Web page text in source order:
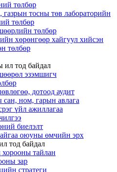
төлбөр
газрын тосны төв лабораторийн
төлбөр
төлбөр
хөрөнгөөр хайгуул хийсэн
төлбөр
ил тод байдал
эзэмшигч
дотоод аудит
сан, ном, гарын авлага
үйл ажиллагаа
биелэлт
оюуны өмчийн эрх
тод байдал
хорооны тайлан
зар
стратеги